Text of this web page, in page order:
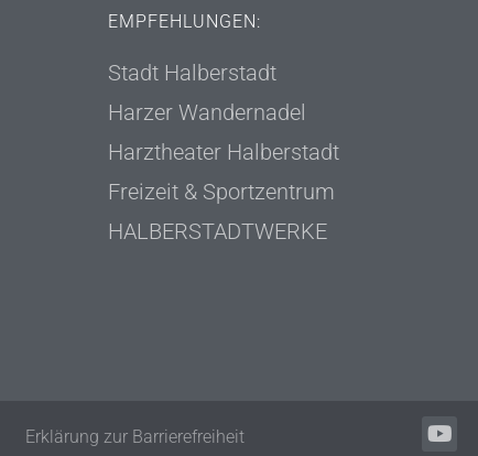
EMPFEHLUNGEN:
Stadt Halberstadt
Harzer Wandernadel
Harztheater Halberstadt
Freizeit & Sportzentrum
HALBERSTADTWERKE
Erklärung zur Barrierefreiheit